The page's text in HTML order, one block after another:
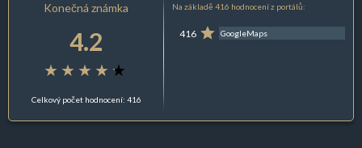
Konečná známka
4.2
Celkový počet hodnocení: 416
Na základě 416 hodnocení z portálů:
416 GoogleMaps